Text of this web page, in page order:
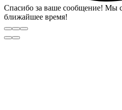
Спасибо за ваше сообщение! Мы
ближайшее время!